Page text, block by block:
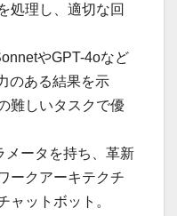
処理し、適切な回
やGPT-4oなど
のある結果を示
難しいタスクで優
メータを持ち、革新
ークアーキテクチ
ャットボット。